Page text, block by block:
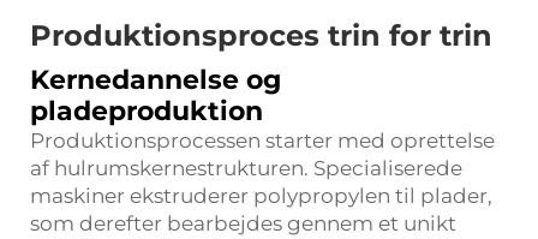
Produktionsproces trin for trin
Kernedannelse og
pladeproduktion
Produktionsprocessen starter med oprettelse
af hulrumskernestrukturen. Specialiserede
maskiner ekstruderer polypropylen til plader,
som derefter bearbejdes gennem et unikt